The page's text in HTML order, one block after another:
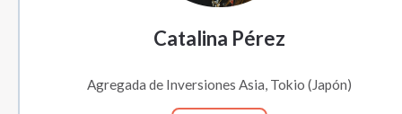
Catalina Pérez
Agregada de Inversiones Asia, Tokio (Japón)